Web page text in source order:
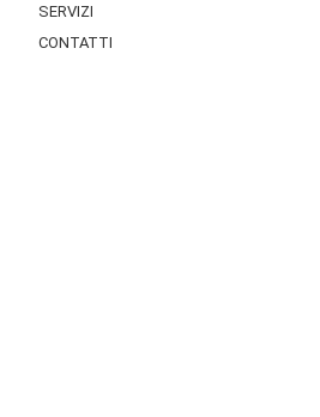
SERVIZI
CONTATTI